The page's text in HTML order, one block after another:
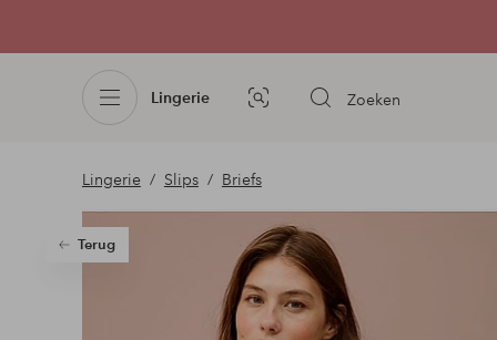
Lingerie
Afbeelding
Zoeken
Lingerie Slips Briefs
Terug